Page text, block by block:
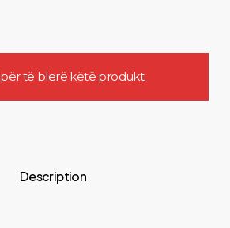
për të blerë këtë produkt.
Description